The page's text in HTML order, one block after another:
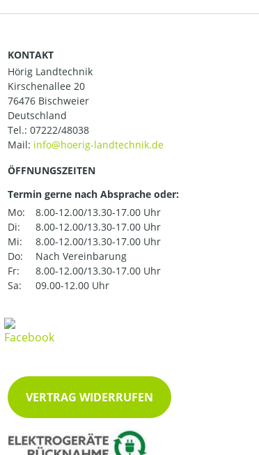
KONTAKT
Hörig Landtechnik
Kirschenallee 20
76476 Bischweier
Deutschland
Tel.: 07222/48038
Mail:
ÖFFNUNGSZEITEN
Termin gerne nach Absprache oder:
Mo:
8.00-12.00/13.30-17.00 Uhr
Di:
8.00-12.00/13.30-17.00 Uhr
Mi:
8.00-12.00/13.30-17.00 Uhr
Do:
Nach Vereinbarung
Fr:
8.00-12.00/13.30-17.00 Uhr
Sa:
09.00-12.00 Uhr
VERTRAG WIDERRUFEN